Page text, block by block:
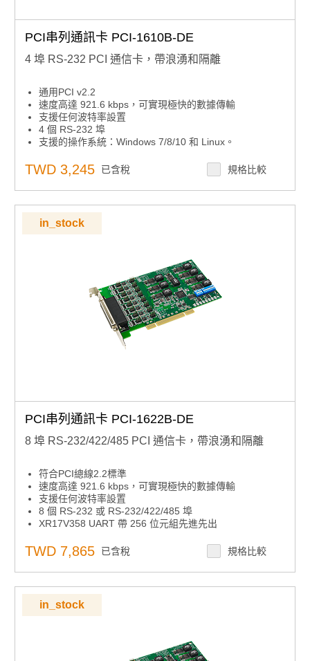
PCI串列通訊卡 PCI-1610B-DE
4 埠 RS-232 PCI 通信卡，帶浪湧和隔離
通用PCI v2.2
速度高達 921.6 kbps，可實現極快的數據傳輸
支援任何波特率設置
4 個 RS-232 埠
支援的操作系統：Windows 7/8/10 和 Linux。
TWD 3,245 已含稅 規格比較
in_stock
PCI串列通訊卡 PCI-1622B-DE
8 埠 RS-232/422/485 PCI 通信卡，帶浪湧和隔離
符合PCI總線2.2標準
速度高達 921.6 kbps，可實現極快的數據傳輸
支援任何波特率設置
8 個 RS-232 或 RS-232/422/485 埠
XR17V358 UART 帶 256 位元組先進先出
TWD 7,865 已含稅 規格比較
in_stock